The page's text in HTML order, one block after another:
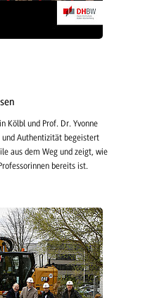
Kölbl und Prof. Dr. Yvonne
Authentizität begeistert
aus dem Weg und zeigt, wie
bereits ist.